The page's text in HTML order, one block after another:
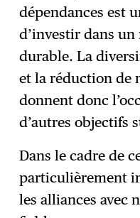
dépendances est
d’investir dans
durable. La
et la réduction de
donnent donc
d’autres objectifs
Dans le cadre de
particulièrement
les alliances avec